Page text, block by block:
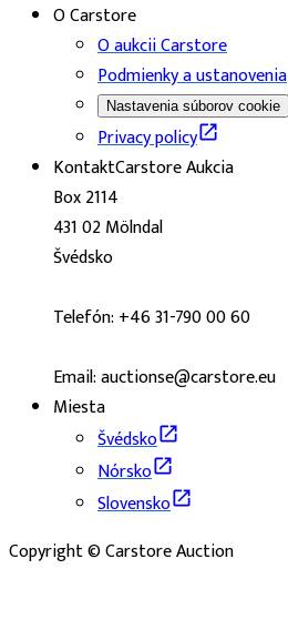
O Carstore
O aukcii Carstore
Podmienky a ustanovenia
Nastavenia súborov cookie
Privacy policy
KontaktCarstore Aukcia
Box 2114
431 02 Mölndal
Švédsko
Telefón: +46 31-790 00 60
Email: auctionse@carstore.eu
Miesta
Švédsko
Nórsko
Slovensko
Copyright © Carstore Auction